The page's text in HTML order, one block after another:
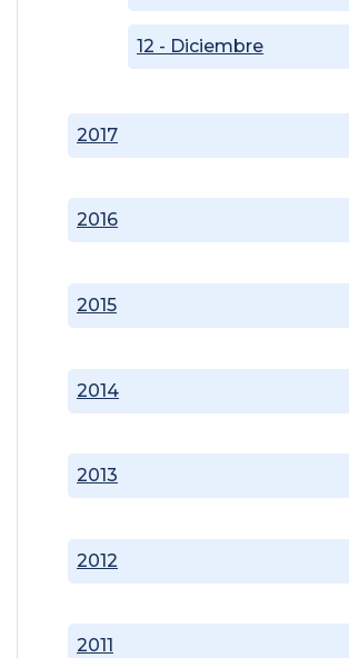
2011
2012
2013
2014
2015
2016
2017
12 - Diciembre